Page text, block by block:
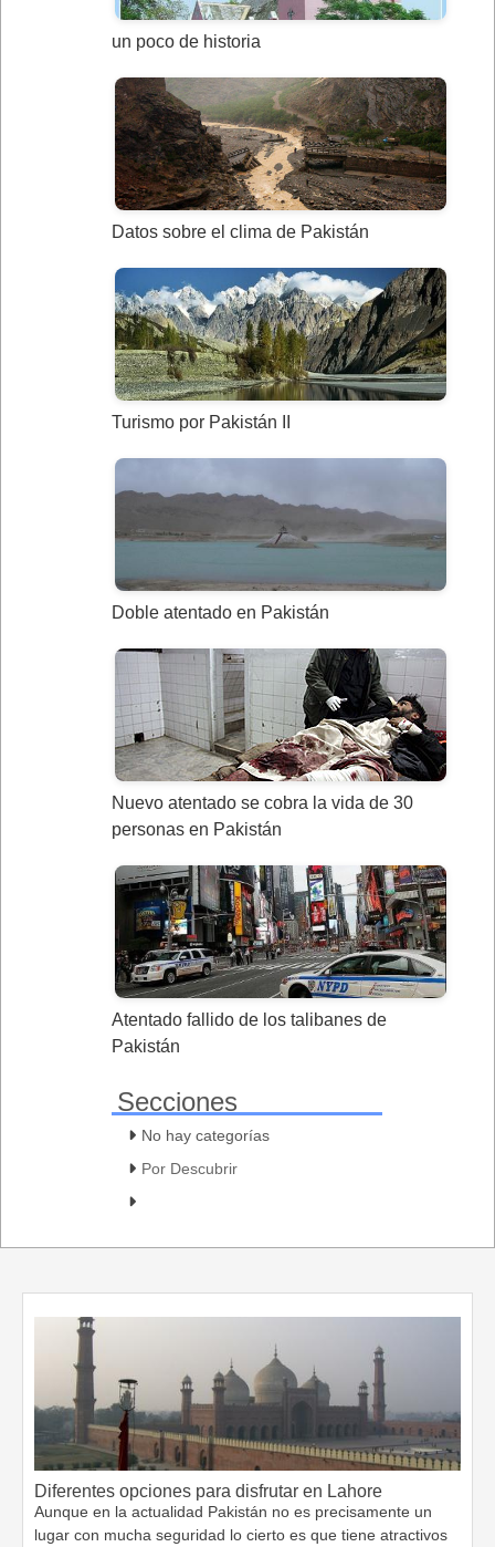
un poco de historia
Datos sobre el clima de Pakistán
Turismo por Pakistán II
Doble atentado en Pakistán
Nuevo atentado se cobra la vida de 30
personas en Pakistán
Atentado fallido de los talibanes de
Pakistán
Secciones
No hay categorías
Por Descubrir
Diferentes opciones para disfrutar en Lahore
Aunque en la actualidad Pakistán no es precisamente un
lugar con mucha seguridad lo cierto es que tiene atractivos